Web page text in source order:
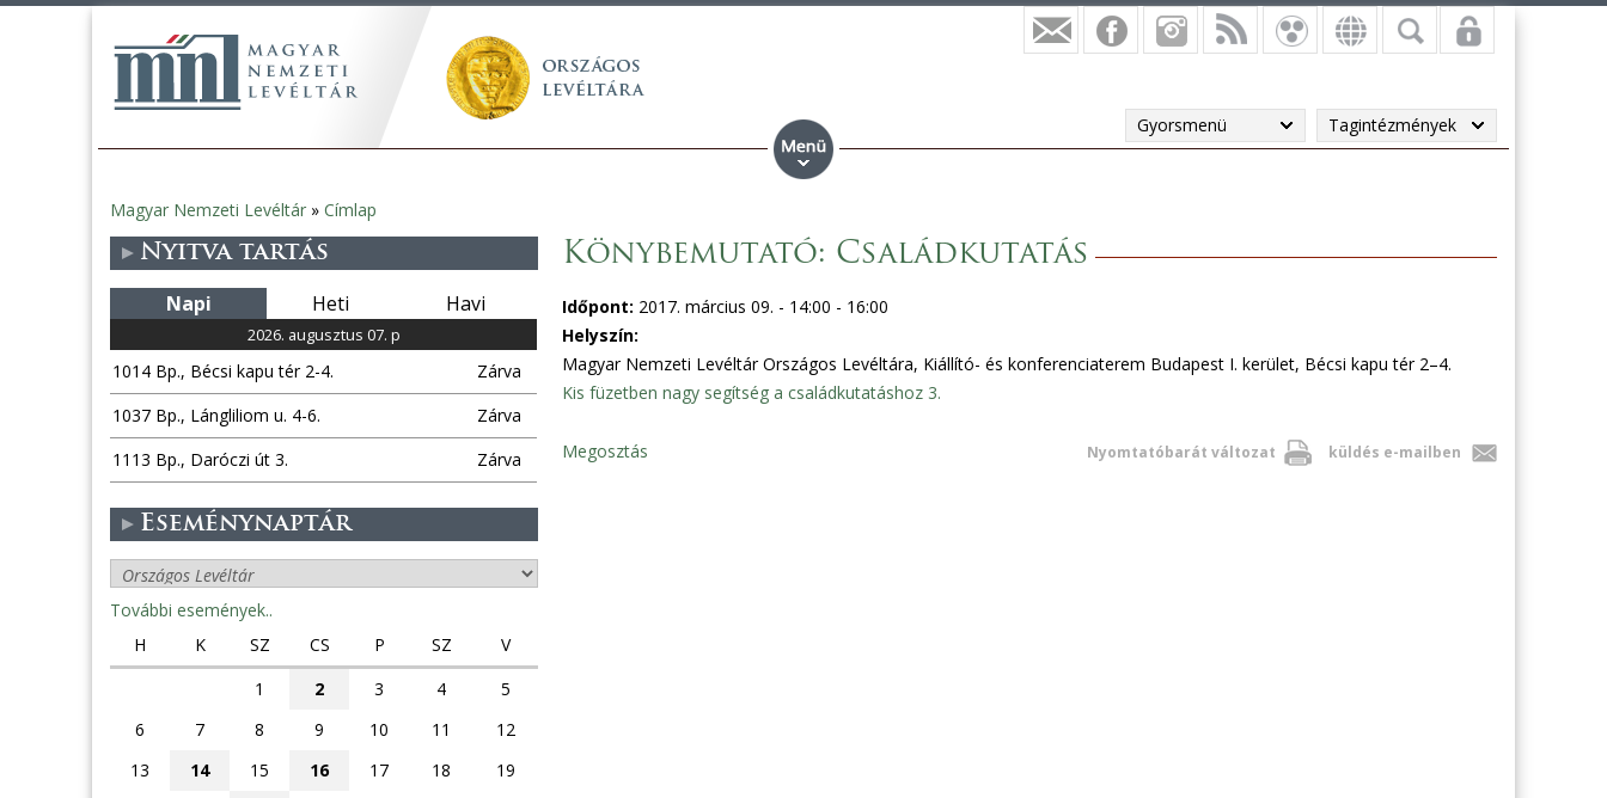
Gyorsmenü Tagintézmények
Jelenlegi
hely
Magyar Nemzeti Levéltár » Címlap
Könybemutató: Családkutatás
Időpont: 2017. március 09. - 14:00 - 16:00
Helyszín:
Magyar Nemzeti Levéltár Országos Levéltára, Kiállító- és konferenciaterem Budapest I. kerület, Bécsi kapu tér 2–4.
Kis füzetben nagy segítség a családkutatáshoz 3.
Nyomtatóbarát változat küldés e-mailben
Megosztás
Nyitva tartás
Napi Heti Havi
2026. augusztus 07. p
1014 Bp., Bécsi kapu tér 2-4.
Zárva
1037 Bp., Lángliliom u. 4-6.
Zárva
1113 Bp., Daróczi út 3.
Zárva
Eseménynaptár
További események..
H
K SZ CS P SZ
V
1
2 3 4
5
6
7 8 9 10 11
12
13
14 15 16 17 18
19